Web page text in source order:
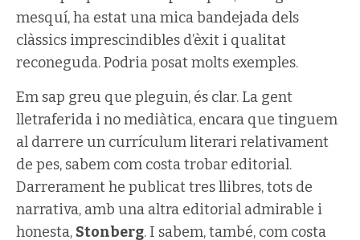
mesquí, ha estat una mica bandejada dels
clàssics imprescindibles d’èxit i qualitat
reconeguda. Podria posat molts exemples.
Em sap greu que pleguin, és clar. La gent
lletraferida i no mediàtica, encara que tinguem
al darrere un currículum literari relativament
de pes, sabem com costa trobar editorial.
Darrerament he publicat tres llibres, tots de
narrativa, amb una altra editorial admirable i
honesta, Stonberg. I sabem, també, com costa